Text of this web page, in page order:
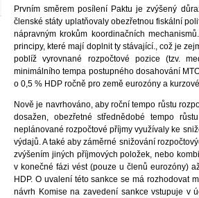
Prvním směrem posílení Paktu je zvýšený
členské státy uplatňovaly obezřetnou fiskální
nápravným krokům koordinačních
principy, které mají doplnit ty stávající., což je
poblíž vyrovnané rozpočtové pozice (tzv.
minimálního tempa postupného dosahování
o 0,5 % HDP ročně pro země eurozóny a
Nově je navrhováno, aby roční tempo růstu
dosažen, obezřetné střednědobé tempo
neplánované rozpočtové příjmy využívaly ke
výdajů. A také aby záměrné snižování
zvýšením jiných příjmových položek, nebo
v konečné fázi vést (pouze u členů eurozóny)
HDP. O uvalení této sankce se má rozhodovat
návrh Komise na zavedení sankce vstupuje v